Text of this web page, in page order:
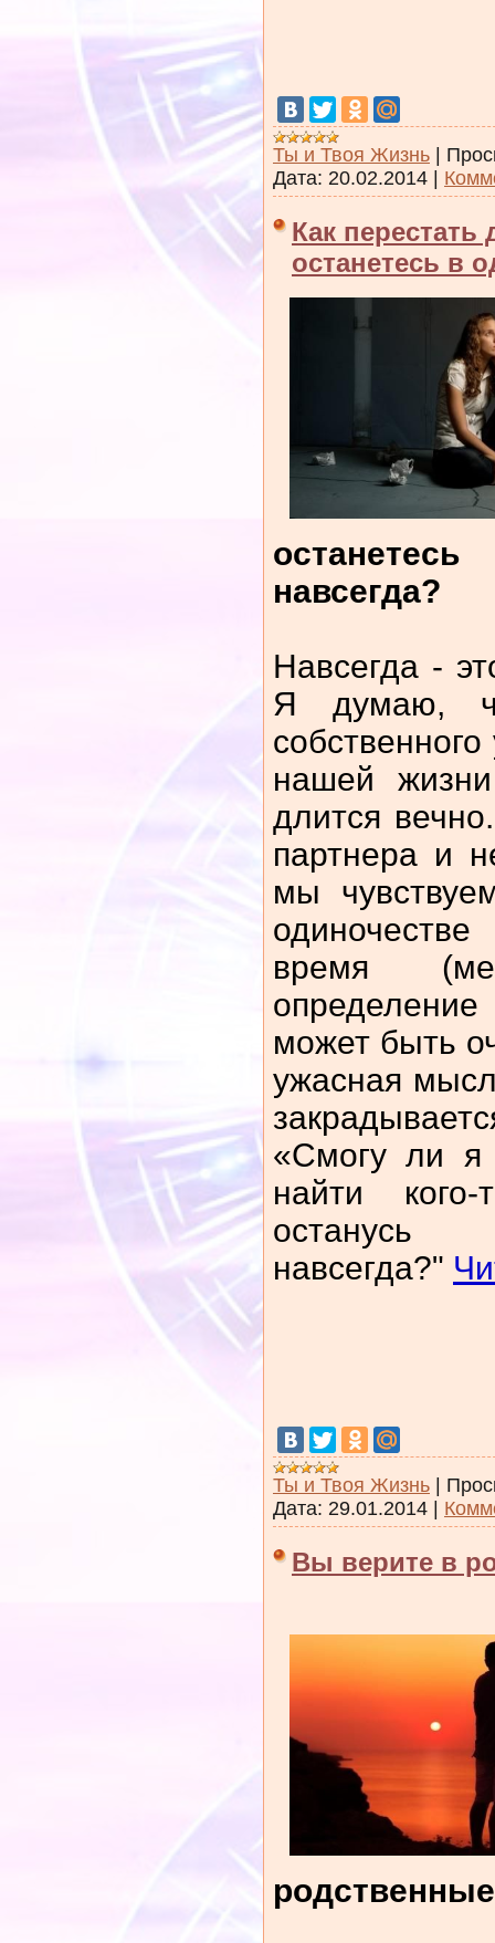
Ты и Твоя Жизнь
Дата: 20.02.2014
Как
останетесь в
навсегда?
Навсегда -
Я думаю,
нашей
длится
партнера и
мы
время
может быть
ужасная
«Смогу ли я
найти
останусь
навсегда?"
Ты и Твоя Жизнь
Дата: 29.01.2014
Вы верите в